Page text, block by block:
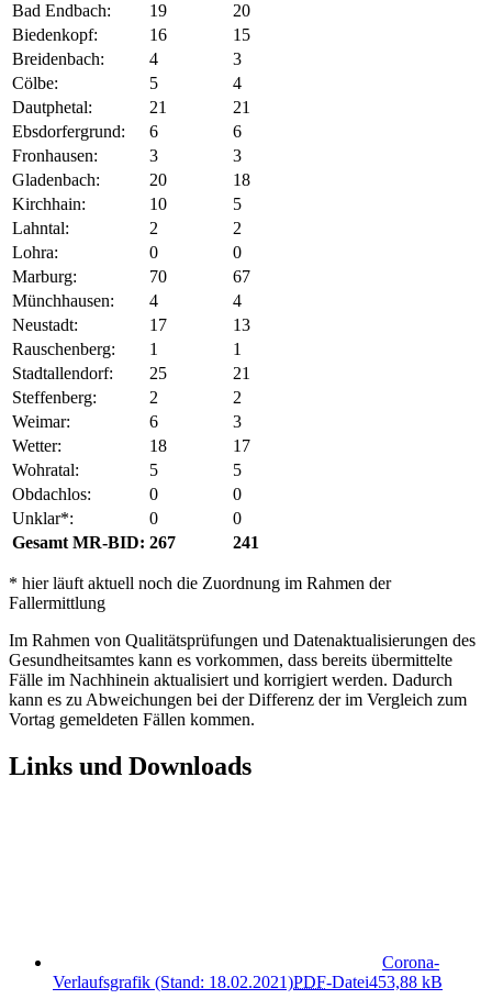
Bad Endbach:
19
20
Biedenkopf:
16
15
Breidenbach:
4
3
Cölbe:
5
4
Dautphetal:
21
21
Ebsdorfergrund:
6
6
Fronhausen:
3
3
Gladenbach:
20
18
Kirchhain:
10
5
Lahntal:
2
2
Lohra:
0
0
Marburg:
70
67
Münchhausen:
4
4
Neustadt:
17
13
Rauschenberg:
1
1
Stadtallendorf:
25
21
Steffenberg:
2
2
Weimar:
6
3
Wetter:
18
17
Wohratal:
5
5
Obdachlos:
0
0
Unklar*:
0
0
Gesamt MR-BID: 267 241
* hier läuft aktuell noch die Zuordnung im Rahmen der
Fallermittlung
Im Rahmen von Qualitätsprüfungen und Datenaktualisierungen des
Gesundheitsamtes kann es vorkommen, dass bereits übermittelte
Fälle im Nachhinein aktualisiert und korrigiert werden. Dadurch
kann es zu Abweichungen bei der Differenz der im Vergleich zum
Vortag gemeldeten Fällen kommen.
Links und Downloads
Corona-
Verlaufsgrafik (Stand: 18.02.2021)PDF-Datei453,88 kB